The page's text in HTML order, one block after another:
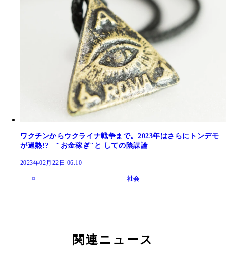
ワクチンからウクライナ戦争まで。2023年はさらにトンデモ
が過熱!? "お金稼ぎ"と しての陰謀論
2023年02月22日 06:10
社会
関連ニュース